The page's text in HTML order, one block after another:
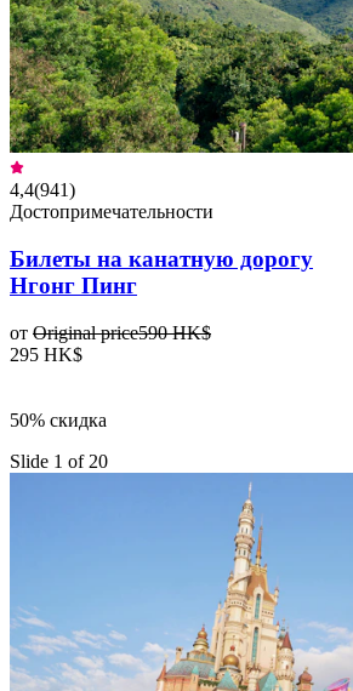
4,4(941)
Достопримечательности
Билеты на канатную дорогу
Нгонг Пинг
от Original price590 HK$
295 HK$
50% скидка
Slide 1 of 20